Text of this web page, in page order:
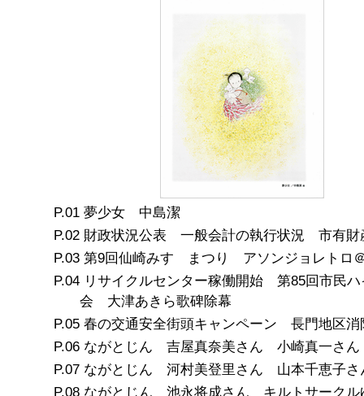
夢少女 中島潔
財政状況公表 一般会計の執行状況 市有財
第9回仙崎みすゞまつり アソンジョレトロ
リサイクルセンター稼働開始 第85回市民ハ
会 大津あきら歌碑除幕
春の交通安全街頭キャンペーン 長門地区消
ながとじん 吉屋真奈美さん 小崎真一さん
ながとじん 河村美登里さん 山本千恵子さ
ながとじん 池永将成さん キルトサークル